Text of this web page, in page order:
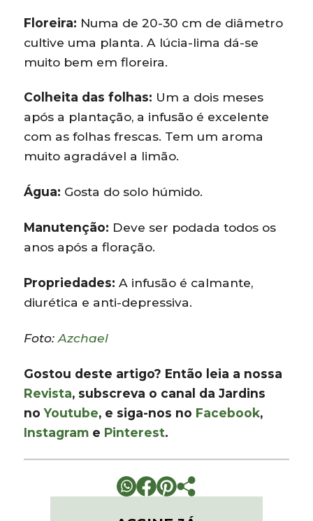
Floreira: Numa de 20-30 cm de diâmetro
cultive uma planta. A lúcia-lima dá-se
muito bem em floreira.
Colheita das folhas: Um a dois meses
após a plantação, a infusão é excelente
com as folhas frescas. Tem um aroma
muito agradável a limão.
Água: Gosta do solo húmido.
Manutenção: Deve ser podada todos os
anos após a floração.
Propriedades: A infusão é calmante,
diurética e anti-depressiva.
Foto:Azchael
Gostou deste artigo? Então leia a nossa
Revista, subscreva o canal da Jardins
noYoutube, e siga-nos no Facebook,
Instagram e Pinterest.